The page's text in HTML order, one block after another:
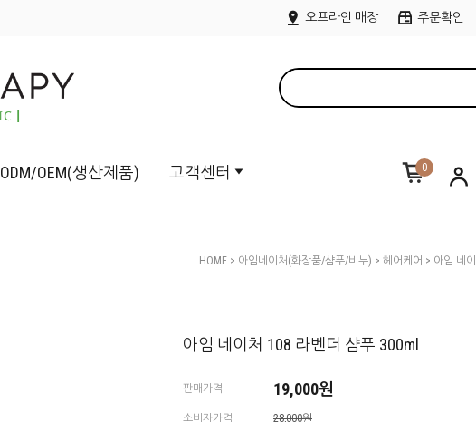
오프라인 매장 주문확인
ODM/OEM(생산제품) 고객센터 0
HOME > 아임네이처(화장품/샴푸/비누) > 헤어케어 > 아임 네
아임 네이처 108 라벤더 샴푸 300ml
판매가격 19,000원
소비자가격 28,000원